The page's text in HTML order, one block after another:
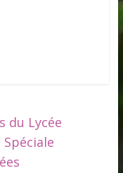
du Lycée